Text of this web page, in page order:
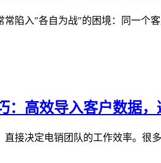
常陷入"各自为战"的困境：同一个
：高效导入客户数据
直接决定电销团队的工作效率。很